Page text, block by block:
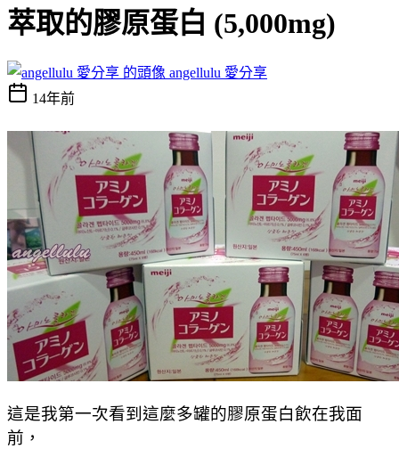
萃取的膠原蛋白 (5,000mg)
angellulu 愛分享
14年前
這是我第一次看到這麼多罐的膠原蛋白飲在我面
前，